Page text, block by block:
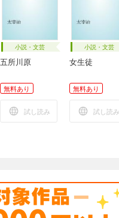
小説・文芸
五所川原
無料あり
試し読み
小説・文芸
女生徒
無料あり
試し読み